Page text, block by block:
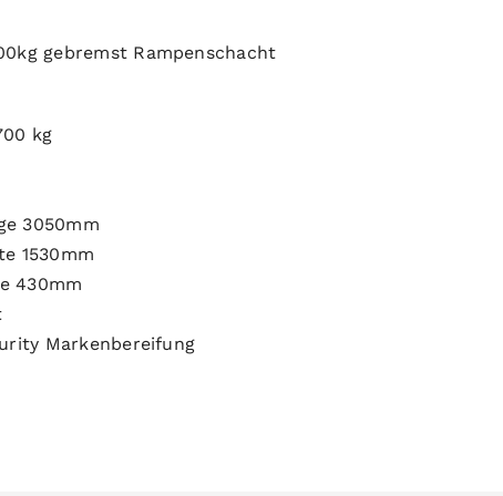
gebremst Rampenschacht
kg
3050mm
1530mm
430mm
Markenbereifung